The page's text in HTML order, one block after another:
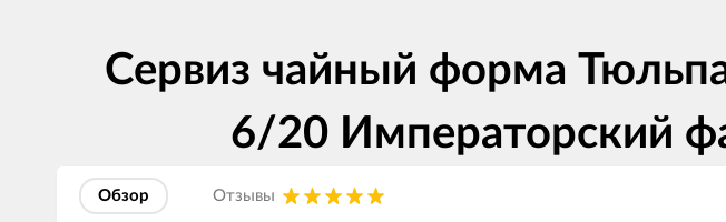
Сервиз чайный форма
6/20 Императорский
Обзор Отзывы